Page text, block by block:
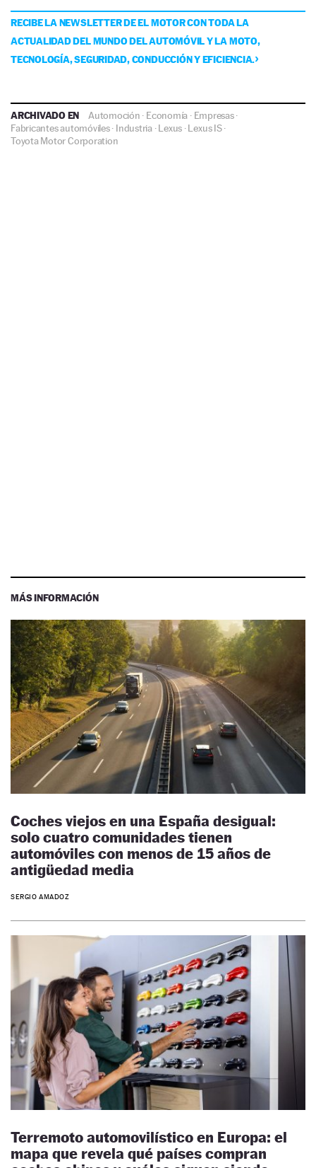
RECIBE LA NEWSLETTER DE EL MOTOR CON TODA LA
ACTUALIDAD DEL MUNDO DEL AUTOMÓVIL Y LA MOTO,
TECNOLOGÍA, SEGURIDAD, CONDUCCIÓN Y EFICIENCIA.
ARCHIVADO EN Automoción · Economía · Empresas·
Fabricantes automóviles· Industria·Lexus ·Lexus IS·
Toyota Motor Corporation
MÁS INFORMACIÓN
Coches viejos en una España desigual:
solo cuatro comunidades tienen
automóviles con menos de 15 años de
antigüedad media
SERGIO AMADOZ
Terremoto automovilístico en Europa: el
mapa que revela qué países compran